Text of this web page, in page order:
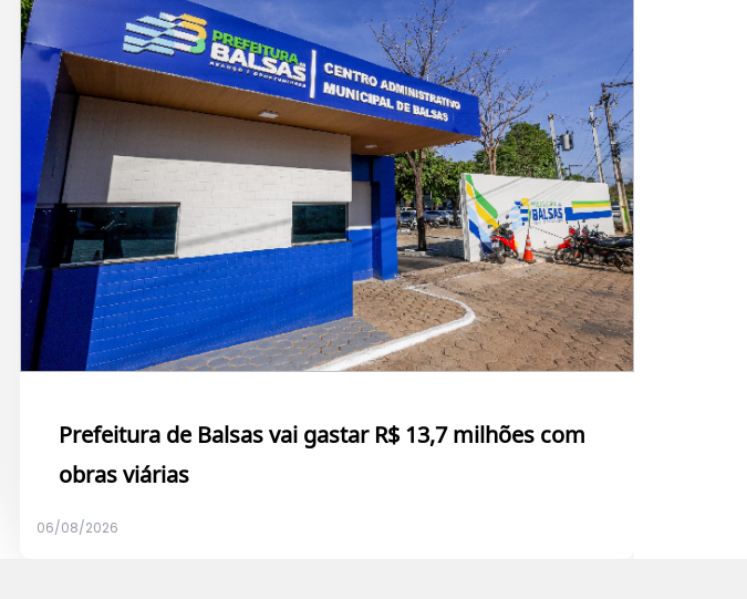
Prefeitura de Balsas vai gastar R$ 13,7 milhões com
obras viárias
06/08/2026